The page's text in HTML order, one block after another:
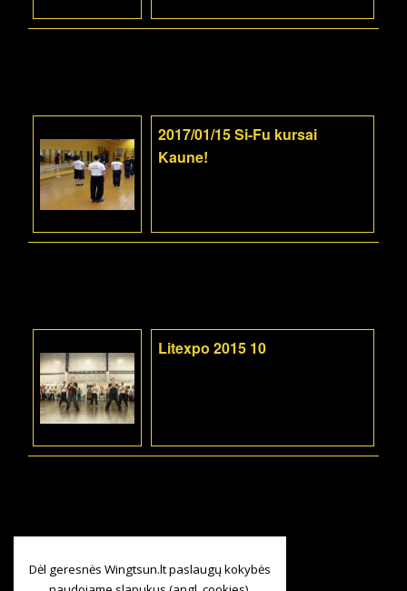
2017/01/15 Si-Fu kursai
Kaune!
Litexpo 2015 10
Dėl geresnės Wingtsun.lt paslaugų kokybės